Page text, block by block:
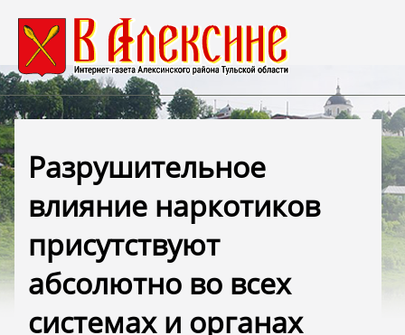
Разрушительное
влияние наркотиков
присутствуют
абсолютно во всех
системах и органах